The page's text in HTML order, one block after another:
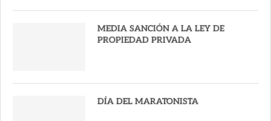
MEDIA SANCIÓN A LA LEY DE
PROPIEDAD PRIVADA
DÍA DEL MARATONISTA